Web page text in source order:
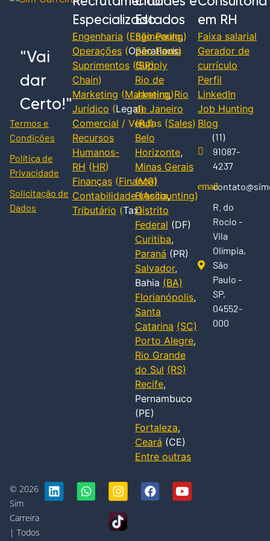
"Vai
dar
Certo!"
Termos e
Condições
Política de
Privacidade
Solicitação de
Dados
Especializado
Engenharia (Engineering)
Operações (Operations)
Suprimentos (Supply
Chain)
Marketing (Marketing)
Jurídico (Legal)
Comercial / Vendas (Sales)
Recursos
Humanos-
RH (HR)
Finanças (Finance)
Contabilidade(Accounting)
Tributário (Tax)
Estados
São Paulo,
São Paulo
(SP)
Rio de
Janeiro,Rio
de Janeiro
(RJ)
Belo
Horizonte,
Minas Gerais
(MG)
Brasília,
Distrito
Federal (DF)
Curitiba,
Paraná (PR)
Salvador,
Bahia (BA)
Florianópolis,
Santa
Catarina (SC)
Porto Alegre,
Rio Grande
do Sul (RS)
Recife,
Pernambuco
(PE)
Fortaleza,
Ceará (CE)
Entre outras
em RH
Faixa salarial
Gerador de
currículo
Perfil
LinkedIn
Job Hunting
Blog
(11)
91087-
4237
R. do
Rocio -
Vila
Olímpia,
São
Paulo -
SP,
04552-
000
© 2026
Sim
Carreira
| Todos